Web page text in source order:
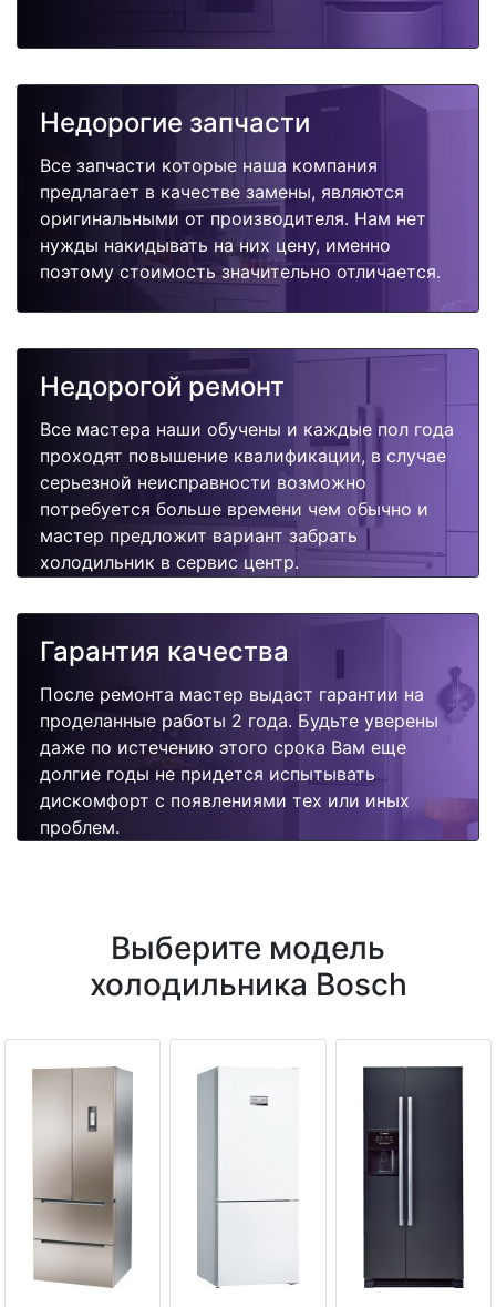
Недорогие запчасти
Все запчасти которые наша компания
предлагает в качестве замены, являются
оригинальными от производителя. Нам нет
нужды накидывать на них цену, именно
поэтому стоимость значительно отличается.
Недорогой ремонт
Все мастера наши обучены и каждые пол года
проходят повышение квалификации, в случае
серьезной неисправности возможно
потребуется больше времени чем обычно и
мастер предложит вариант забрать
холодильник в сервис центр.
Гарантия качества
После ремонта мастер выдаст гарантии на
проделанные работы 2 года. Будьте уверены
даже по истечению этого срока Вам еще
долгие годы не придется испытывать
дискомфорт с появлениями тех или иных
проблем.
Выберите модель
холодильника Bosch